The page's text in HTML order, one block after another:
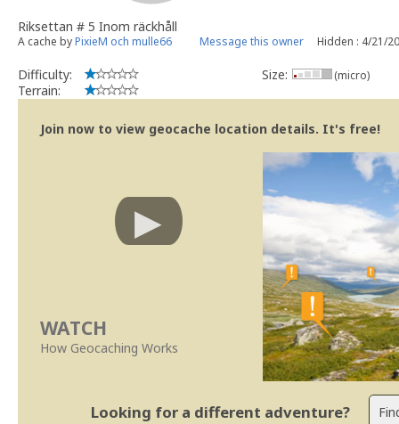
Riksettan # 5 Inom räckhåll
A cache byPixieM och mulle66 Message this owner Hidden : 4/21/
Difficulty:
Terrain:
Size: (micro)
Join now to view geocache location details. It's free!
WATCH
How Geocaching Works
Looking for a different adventure?